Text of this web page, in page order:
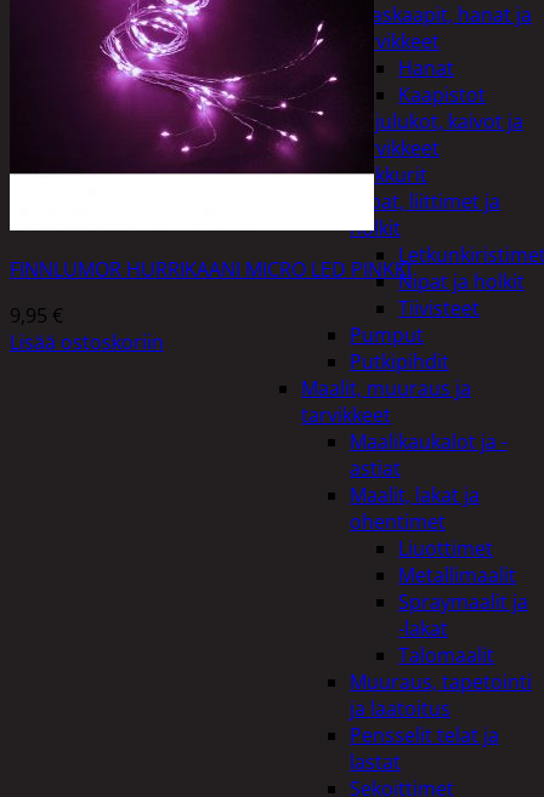
Allaskaapit, hanat ja
tarvikkeet
Hanat
Kaapistot
Hajulukot, kaivot ja
tarvikkeet
Leikkurit
Nipat, liittimet ja
holkit
Nipat ja holkit
Tiivisteet
Pumput
Putkipihdit
Maalit, muuraus ja
tarvikkeet
Maalikaukalot ja -
astiat
Maalit, lakat ja
ohentimet
Liuottimet
Metallimaalit
Spraymaalit ja
-lakat
Talomaalit
Muuraus, tapetointi
ja laatoitus
Pensselit telat ja
lastat
Sekoittimet
FINNLUMOR HURRIKAANI MICRO LED PINKKI
9,95 €
Lisää ostoskoriin